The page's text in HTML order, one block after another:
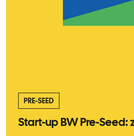
PRE-SEED
Start-up BW Pre-Seed: